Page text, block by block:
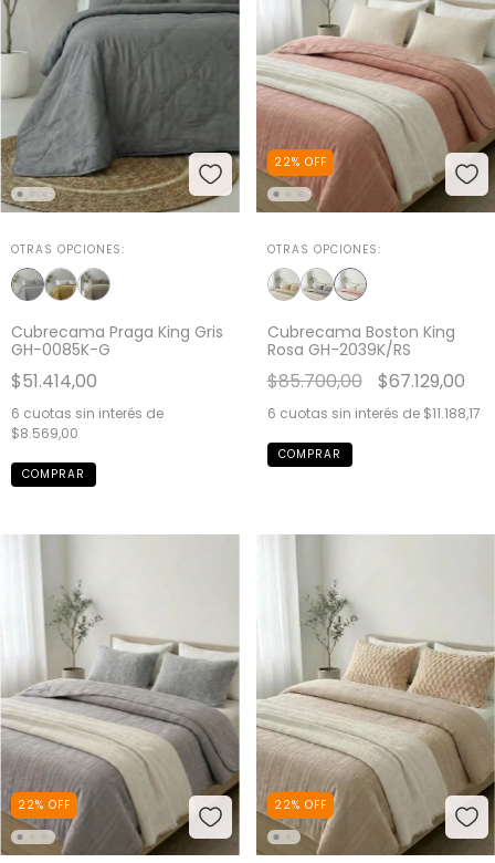
OTRAS OPCIONES:
Cubrecama Praga King Gris
GH-0085K-G
$51.414,00
6 cuotas sin interés de
$8.569,00
22% OFF
OTRAS OPCIONES:
Cubrecama Boston King
Rosa GH-2039K/RS
$85.700,00 $67.129,00
6 cuotas sin interés de $11.188,17
22% OFF 22% OFF